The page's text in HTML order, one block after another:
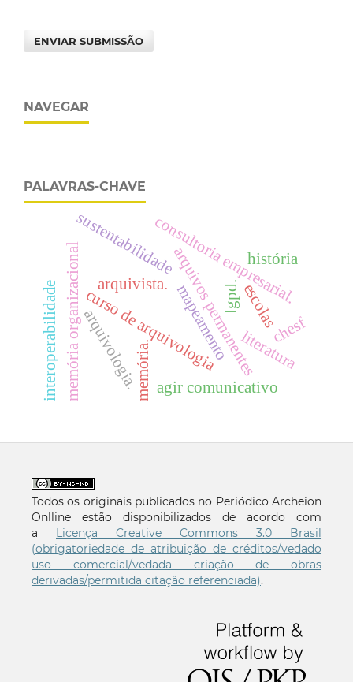
ENVIAR SUBMISSÃO
NAVEGAR
PALAVRAS-CHAVE
curso de arquivologia
arquivos permanentes
lgpd.
consultoria empresarial.
memória organizacional mapeamentoliteratura
arquivista.
arquivologia.memória.
escolas
sustentabilidade
agir comunicativo
chesf
história
interoperabilidade
Todos os originais publicados no Periódico Archeion
Onlline estão disponibilizados de acordo com
a Licença Creative Commons 3.0 Brasil
(obrigatoriedade de atribuição de créditos/vedado
uso comercial/vedada criação de obras
derivadas/permitida citação referenciada).